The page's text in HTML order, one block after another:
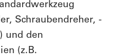
Schraubendreher, -
und den
(z.B.